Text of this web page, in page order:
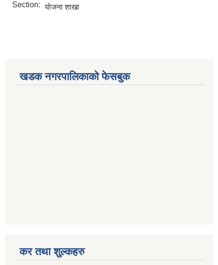
Section: योजना शाखा
खडक नगरपालिकाको फेसबुक
कर तथा शुल्कहरु